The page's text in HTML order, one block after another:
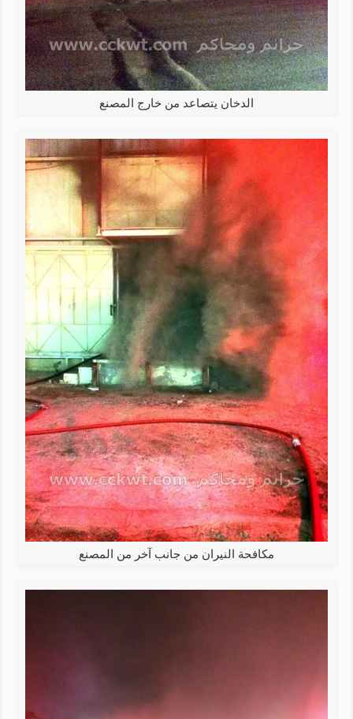
الدخان يتصاعد من خارج المصنع
مكافحة النيران من جانب آخر من المصنع